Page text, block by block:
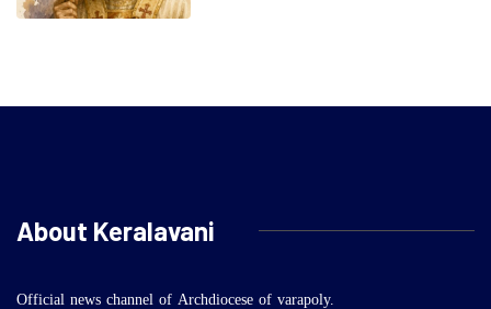
About Keralavani
Official news channel of Archdiocese of varapoly.